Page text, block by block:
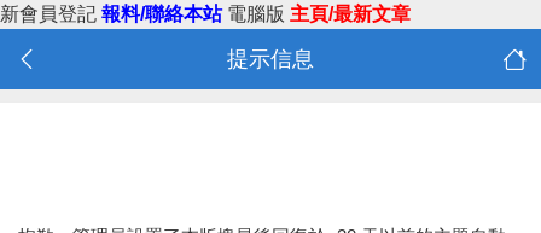
新會員登記 報料/聯絡本站 電腦版 主頁/最新文章
提示信息